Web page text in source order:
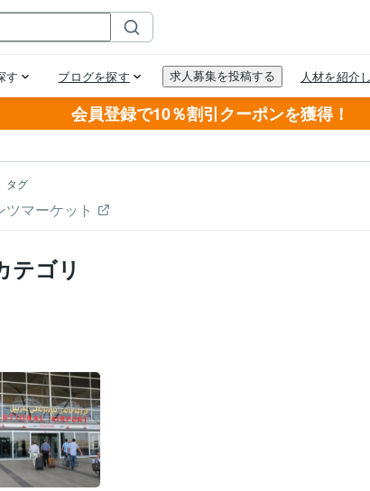
会員登録で10％割引クーポンを獲得！
タグ
ツマーケット
テゴリ